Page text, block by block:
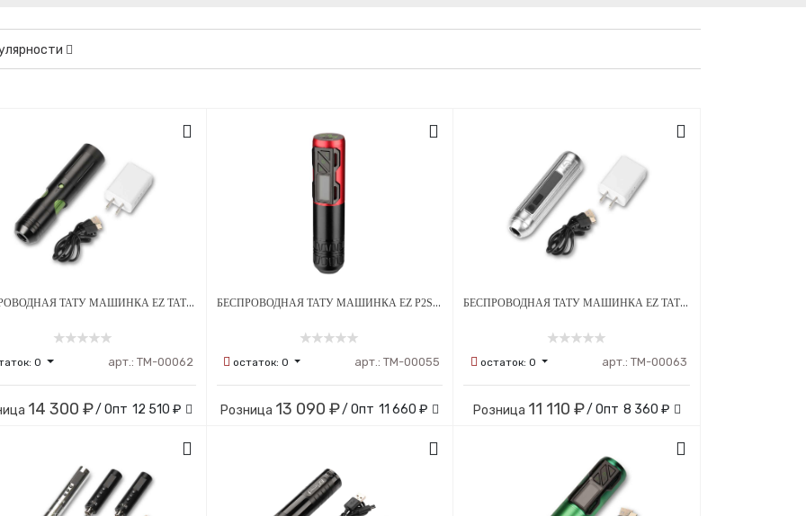
БЕСПРОВОДНАЯ ТАТУ МАШИНКА EZ TATTOO P3
0 арт.: ТМ-00062
14 300 ₽/ Опт 12 510 ₽
БЕСПРОВОДНАЯ ТАТУ МАШИНКА EZ P2S PORTEX GENERATION
остаток: 0 арт.: ТМ-00055
Розница 13 090 ₽/ Опт 11 660 ₽
БЕСПРОВОДНАЯ ТАТУ МАШИНКА EZ TATTOO DEFENDER X
остаток: 0 арт.: ТМ-00063
Розница 11 110 ₽/ Опт 8 360 ₽